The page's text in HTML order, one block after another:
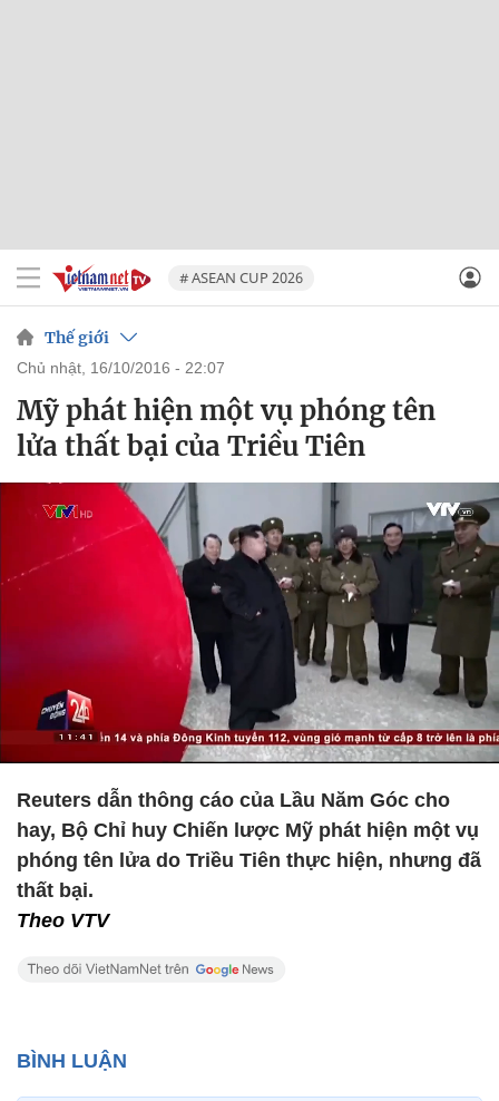
# ASEAN CUP 2026
Thế giới
chủ nhật, 16/10/2016 - 22:07
Mỹ phát hiện một vụ phóng tên
lửa thất bại của Triều Tiên
Reuters dẫn thông cáo của Lầu Năm Góc cho
hay, Bộ Chỉ huy Chiến lược Mỹ phát hiện một vụ
phóng tên lửa do Triều Tiên thực hiện, nhưng đã
thất bại.
Theo VTV